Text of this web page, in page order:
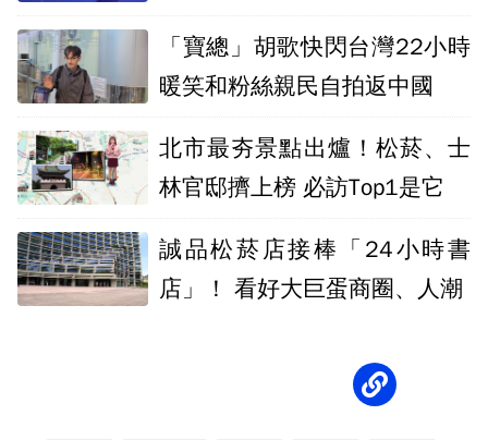
「寶總」胡歌快閃台灣22小時
暖笑和粉絲親民自拍返中國
北市最夯景點出爐！松菸、士
林官邸擠上榜 必訪Top1是它
誠品松菸店接棒「24小時書
店」！ 看好大巨蛋商圈、人潮